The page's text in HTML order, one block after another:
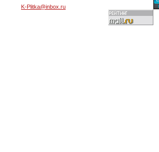
K-Plitka@inbox.ru